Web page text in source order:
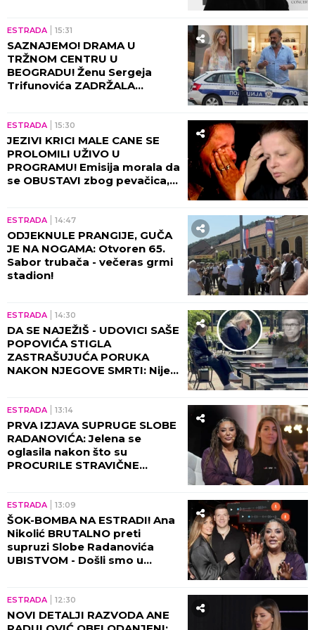
Bila je u KOMI tri dana, a SVE JE ČULA: "Nisam
mogla da pomeram telo niti da govorim, ali sam
da je TERAPIJA NIJE USPAVALA
Snimak MUSLIMANSKOG PARA NA
PLAŽI podelio internet: Buknula
žestoka rasprava o slobodi i veri jer
je ŽENA POTPUNO POKRIVENA: "On
šeta golog stomaka, dok ona ne
ZABAVA
KULTURA 16:45
NAKON HAOSA SA ŽENOM!
Republika ekskluzivno otkriva
DETALJE SKANDALA - evo šta
se desilo! (VIDEO)
ESTRADA 16:45
skroz smrskan - ovo su detalji
jezivog događaja!
KULTURA 16:15
MRTAV! Porodica krije uzrok
smrti!
ESTRADA 15:31
BEOGRADU! Ženu Sergeja
Trifunovića ZADRŽALA